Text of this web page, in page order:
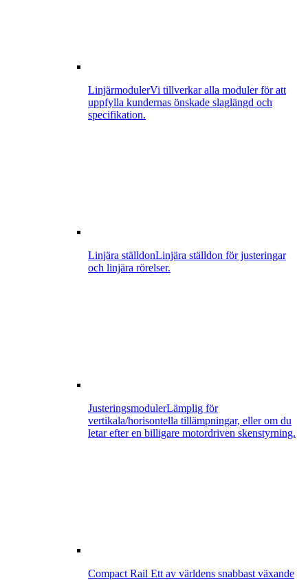
LinjärmodulerVi tillverkar alla moduler för att
uppfylla kundernas önskade slaglängd och
specifikation.
Linjära ställdonLinjära ställdon för justeringar
och linjära rörelser.
JusteringsmodulerLämplig för
vertikala/horisontella tillämpningar, eller om du
letar efter en billigare motordriven skenstyrning.
Compact Rail Ett av världens snabbast växande